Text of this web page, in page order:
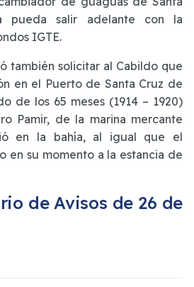
pueda salir adelante con la
IGTE.
también solicitar al Cabildo que
en el Puerto de Santa Cruz de
de los 65 meses (1914 – 1920)
Pamir, de la marina mercante
en la bahía, al igual que el
en su momento a la estancia de
de Avisos de 26 de